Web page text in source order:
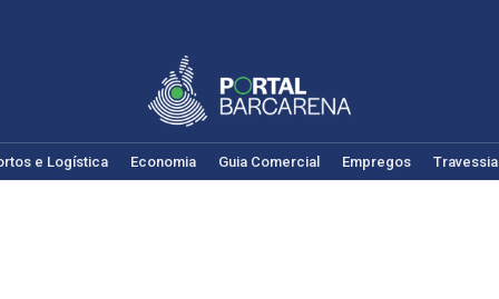
e Logística Economia Guia Comercial Empregos